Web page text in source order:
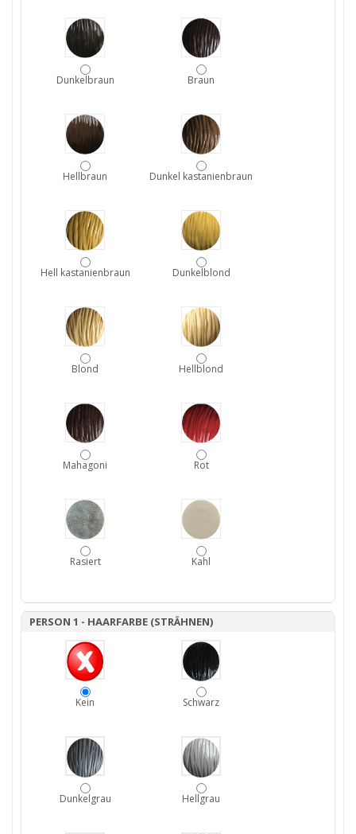
Dunkelbraun Braun
Hellbraun Dunkel kastanienbraun
Hell kastanienbraun Dunkelblond
Blond Hellblond
Mahagoni Rot
Rasiert Kahl
PERSON 1 - HAARFARBE (STRÄHNEN)
Kein Schwarz
Dunkelgrau Hellgrau